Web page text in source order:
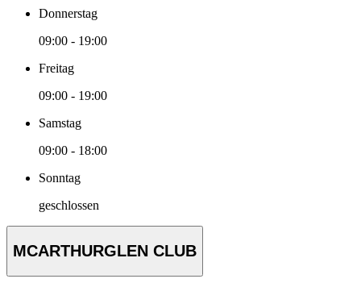
Donnerstag
09:00 - 19:00
Freitag
09:00 - 19:00
Samstag
09:00 - 18:00
Sonntag
geschlossen
MCARTHURGLEN CLUB